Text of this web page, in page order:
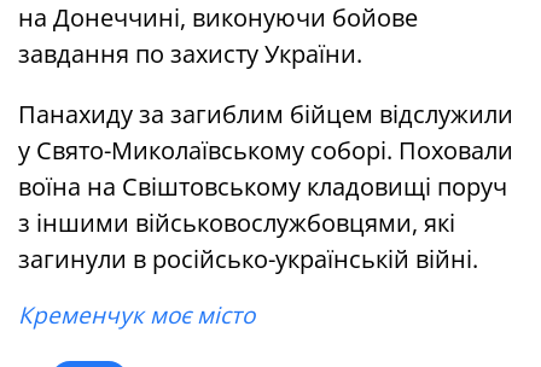
на Донеччині, виконуючи бойове
завдання по захисту України.
Панахиду за загиблим бійцем відслужили
у Свято-Миколаївському соборі. Поховали
воїна на Свіштовському кладовищі поруч
з іншими військовослужбовцями, які
загинули в російсько-українській війні.
Кременчук моє місто